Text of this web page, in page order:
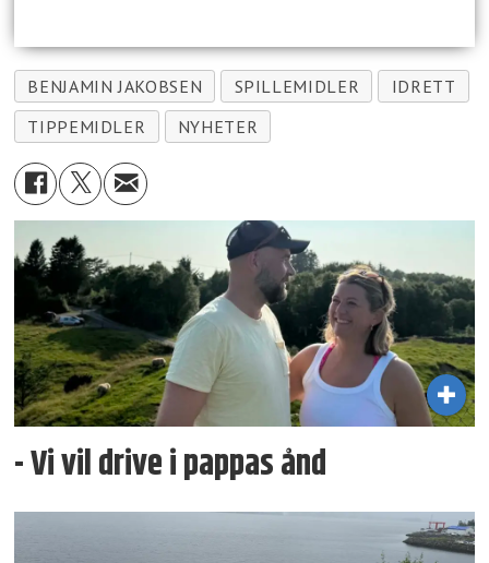
BENJAMIN JAKOBSEN SPILLEMIDLER
IDRETT
TIPPEMIDLER
NYHETER
- Vi vil drive i pappas ånd